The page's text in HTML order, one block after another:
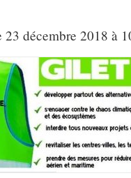
23 décembre 2018 à